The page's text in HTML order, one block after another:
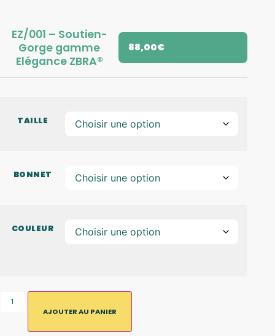
EZ/001 – Soutien-
Gorge gamme
Elégance ZBRA®
88,00€
TAILLE
BONNET
COULEUR
AJOUTER AU PANIER